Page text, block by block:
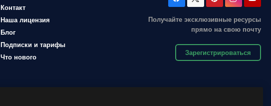
Контакт
Наша лицензия
Блог
Подписки и тарифы
Что нового
Получайте эксклюзивные ресурсы
прямо на свою почту
Зарегистрироваться